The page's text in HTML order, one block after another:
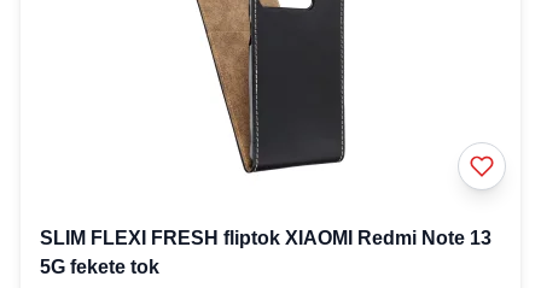
SLIM FLEXI FRESH fliptok XIAOMI Redmi Note 13
5G fekete tok